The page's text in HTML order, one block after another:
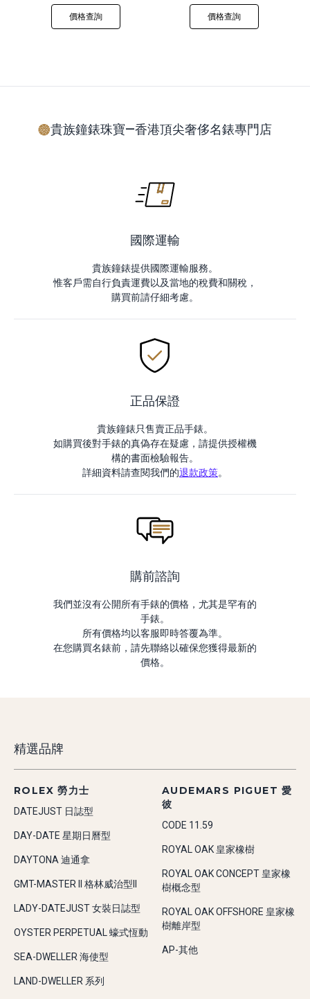
價格查詢 價格查詢
貴族鐘錶珠寶—香港頂尖奢侈名錶專門店
國際運輸
貴族鐘錶提供國際運輸服務。
惟客戶需自行負責運費以及當地的稅費和關稅，
購買前請仔細考慮。
正品保證
貴族鐘錶只售賣正品手錶。
如購買後對手錶的真偽存在疑慮，請提供授權機
構的書面檢驗報告。
詳細資料請查閱我們的退款政策。
購前諮詢
我們並沒有公開所有手錶的價格，尤其是罕有的
手錶。
所有價格均以客服即時答覆為準。
在您購買名錶前，請先聯絡以確保您獲得最新的
價格。
精選品牌
ROLEX 勞力士
DATEJUST 日誌型
DAY-DATE 星期日曆型
DAYTONA 迪通拿
GMT-MASTER II 格林威治型II
LADY-DATEJUST 女裝日誌型
OYSTER PERPETUAL 蠔式恆動
SEA-DWELLER 海使型
LAND-DWELLER 系列
AUDEMARS PIGUET 愛
彼
CODE 11.59
ROYAL OAK 皇家橡樹
ROYAL OAK CONCEPT 皇家橡
樹概念型
ROYAL OAK OFFSHORE 皇家橡
樹離岸型
AP-其他